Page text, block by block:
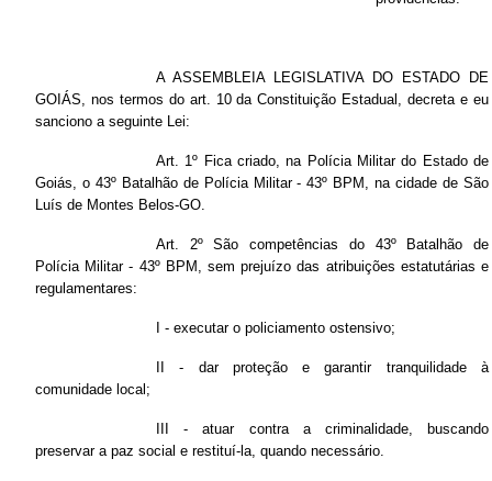
A ASSEMBLEIA LEGISLATIVA DO ESTADO DE
GOIÁS, nos termos do art. 10 da Constituição Estadual, decreta e eu
sanciono a seguinte Lei:
Art. 1º Fica criado, na Polícia Militar do Estado de
Goiás, o 43º Batalhão de Polícia Militar - 43º BPM, na cidade de São
Luís de Montes Belos-GO.
Art. 2º São competências do 43º Batalhão de
Polícia Militar - 43º BPM, sem prejuízo das atribuições estatutárias e
regulamentares:
I - executar o policiamento ostensivo;
II - dar proteção e garantir tranquilidade à
comunidade local;
III - atuar contra a criminalidade, buscando
preservar a paz social e restituí-la, quando necessário.